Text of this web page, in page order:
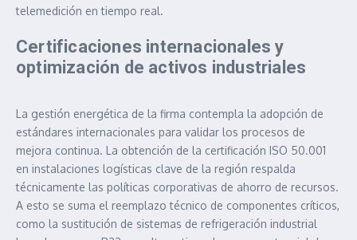
telemedición en tiempo real.
Certificaciones internacionales y
optimización de activos industriales
La gestión energética de la firma contempla la adopción de
estándares internacionales para validar los procesos de
mejora continua. La obtención de la certificación ISO 50.001
en instalaciones logísticas clave de la región respalda
técnicamente las políticas corporativas de ahorro de recursos.
A esto se suma el reemplazo técnico de componentes críticos,
como la sustitución de sistemas de refrigeración industrial